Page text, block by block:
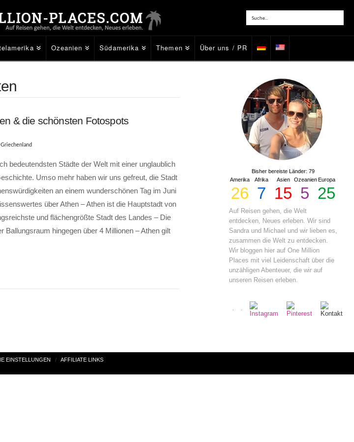
Ozeanien Südamerika Themen Über uns / PR
& die schönsten Fotospots
Griechenland
bedeutendsten Städte der Welt mit einer unglaublich
Umso mehr haben wir uns gefreut, die Stadt
an einem wunderschönen Tag im Juni
über Athen – Athen ist die Hauptstadt von
und flächengrößte Stadt des Landes – Die
Ballungsraum hingegen über 4 Millionen – Athen gilt
Bisher bereiste Länder: 79
Amerika
26
Afrika
7
Asien
15
Ozeanien
5
Europa
25
Auf Reisen gehen, die Welt
entdecken, Neues erleben. Wir sind
Sandra und Michael und wir lieben es,
zusammen die Welt zu entdecken.
Wir bloggen hier auf One Million
Places mit viel Leidenschaft über die
unzähligen Abenteuer, die wir auf
unseren Reisen erleben.
EINSTELLUNGEN AFFILIATE LINKS